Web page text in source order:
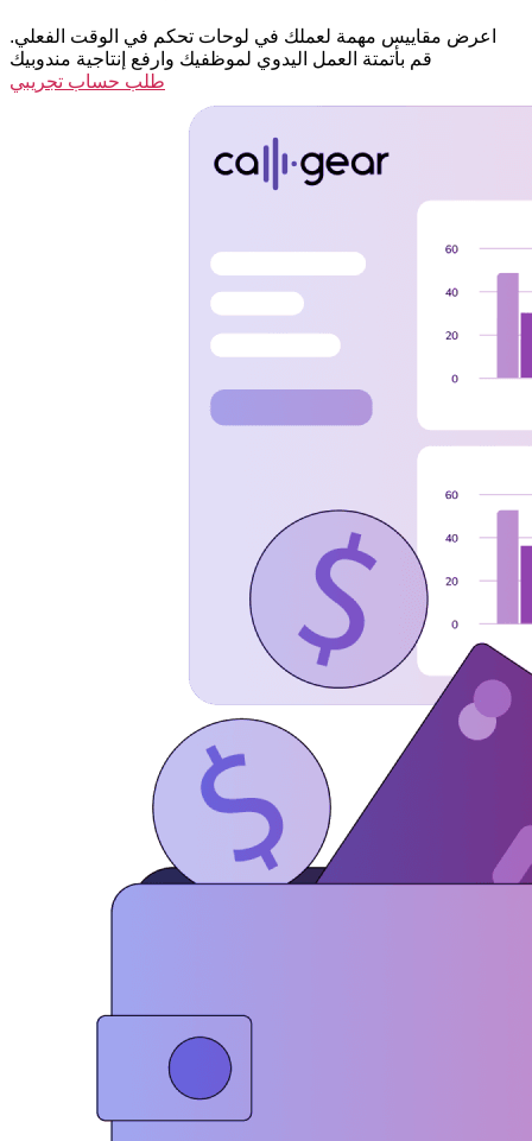
اعرض مقاييس مهمة لعملك في لوحات تحكم في الوقت الفعلي.
قم بأتمتة العمل اليدوي لموظفيك وارفع إنتاجية مندوبيك
طلب حساب تجريبي